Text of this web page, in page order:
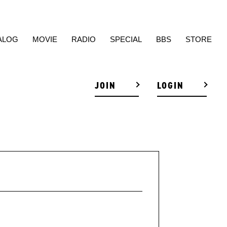
MOVIE RADIO SPECIAL BBS STORE
JOIN LOGIN